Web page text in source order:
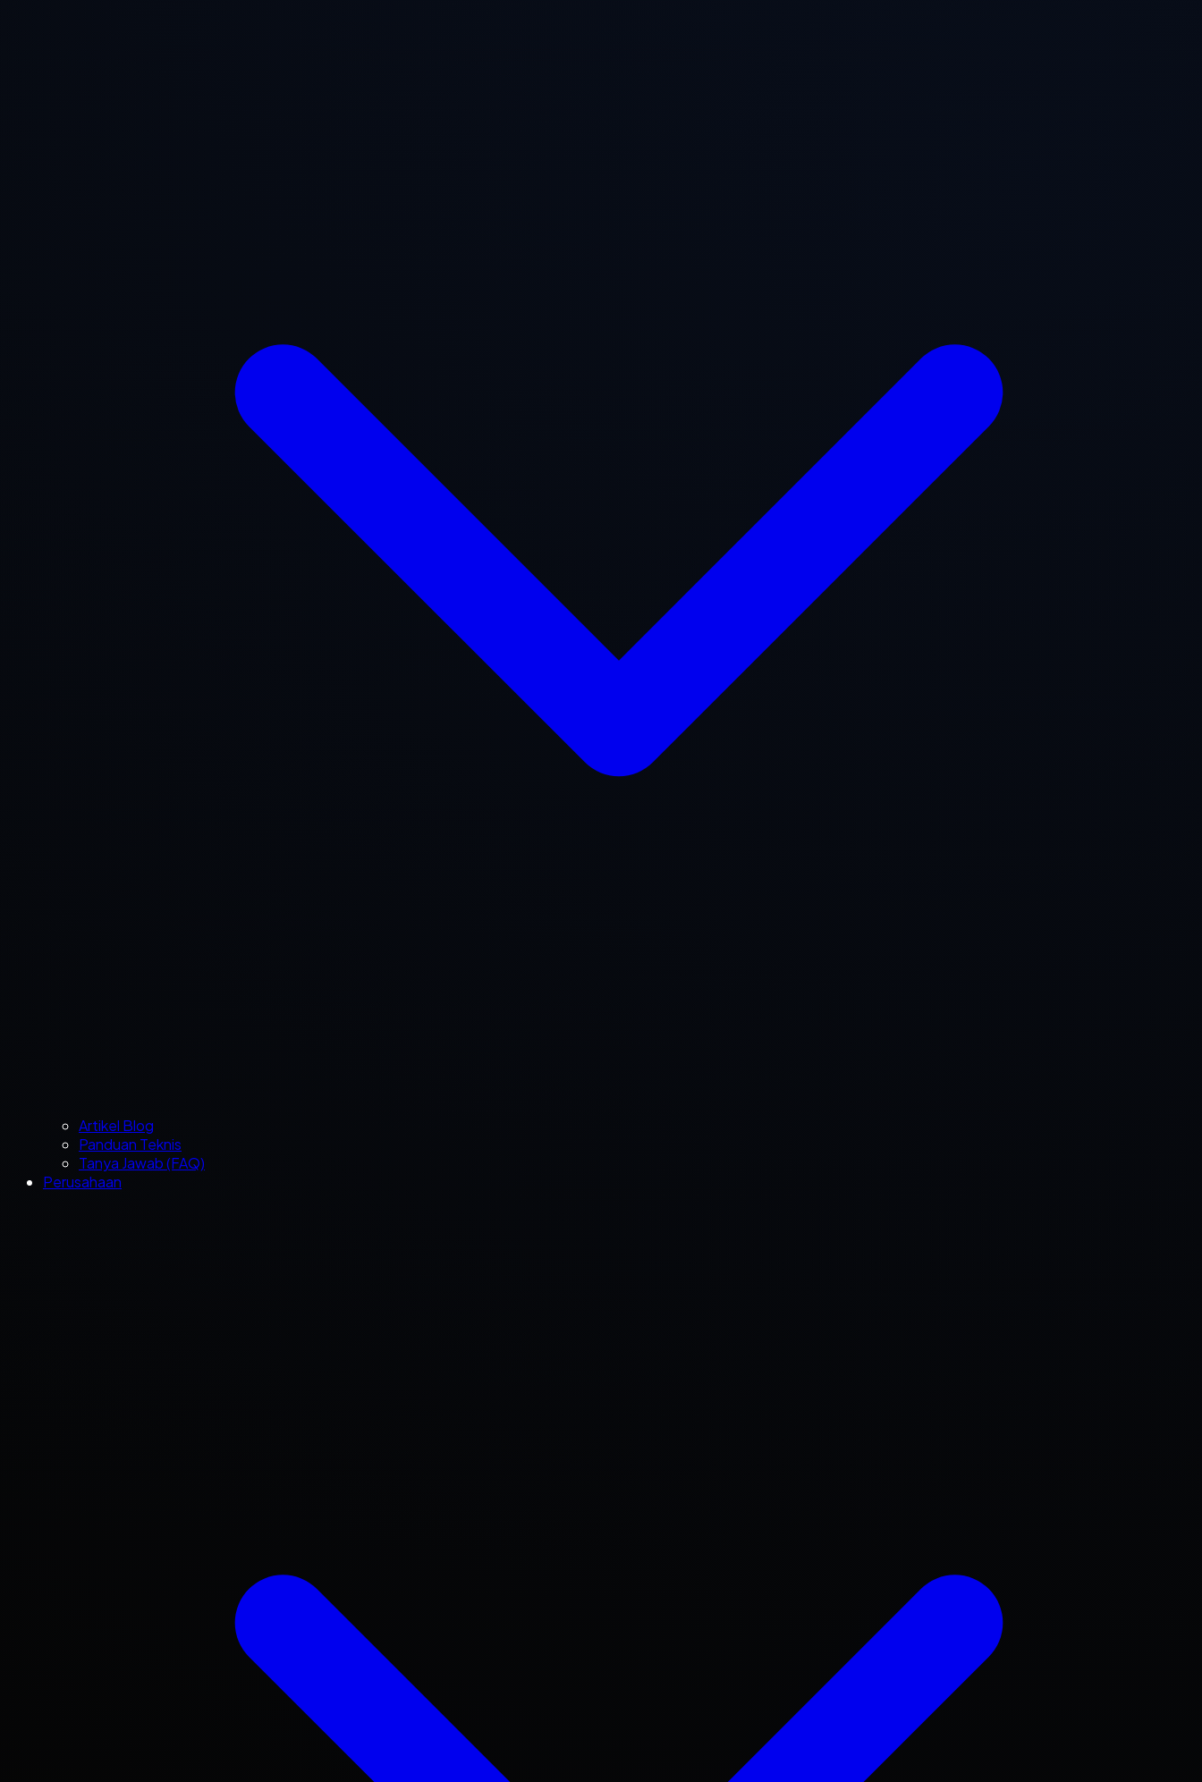
Artikel Blog
Panduan Teknis
Tanya Jawab (FAQ)
Perusahaan